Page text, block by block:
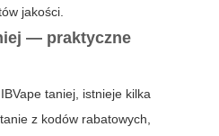
jakości.
— praktyczne
taniej, istnieje kilka
z kodów rabatowych,